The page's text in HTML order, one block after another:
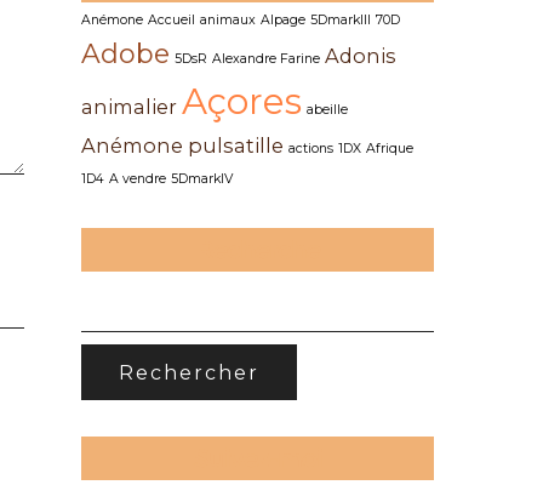
Anémone Accueil animaux Alpage 5DmarkIII 70D
Adobe 5DsR Alexandre Farine Adonis
animalier Açores abeille
Anémone pulsatille actions 1DX Afrique
1D4 A vendre 5DmarkIV